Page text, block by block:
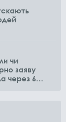
чи
заяву
через 6